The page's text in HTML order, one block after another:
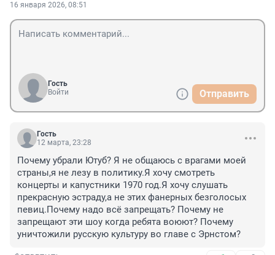
16 января 2026, 08:51
Гость
Войти
Отправить
Гость
12 марта, 23:28
Почему убрали Ютуб? Я не общаюсь с врагами моей
страны,я не лезу в политику.Я хочу смотреть
концерты и капустники 1970 год.Я хочу слушать
прекрасную эстраду,а не этих фанерных безголосых
певиц.Почему надо всё запрещать? Почему не
запрещают эти шоу когда ребята воюют? Почему
уничтожили русскую культуру во главе с Эрнстом?